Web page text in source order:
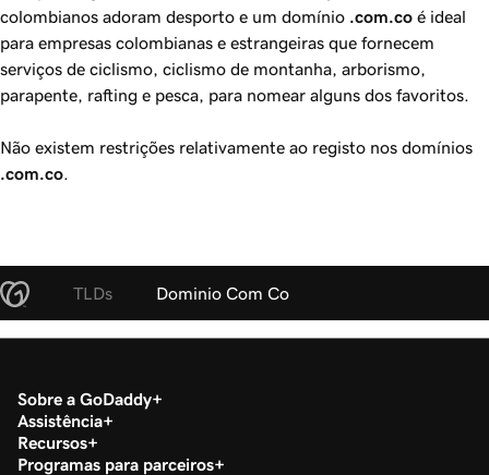
colombianos adoram desporto e um domínio .com.co é ideal
para empresas colombianas e estrangeiras que fornecem
serviços de ciclismo, ciclismo de montanha, arborismo,
parapente, rafting e pesca, para nomear alguns dos favoritos.
Não existem restrições relativamente ao registo nos domínios
.com.co
TLDs Dominio Com Co
Sobre a GoDaddy
Assistência
Recursos
Programas para parceiros